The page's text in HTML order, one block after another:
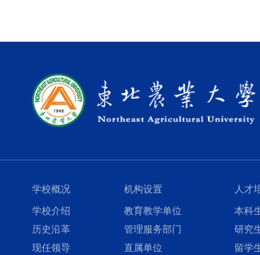
学校概况
学校介绍
历史沿革
现任领导
机构设置
教育教学单位
管理服务部门
直属单位
人才
本科
研究
留学